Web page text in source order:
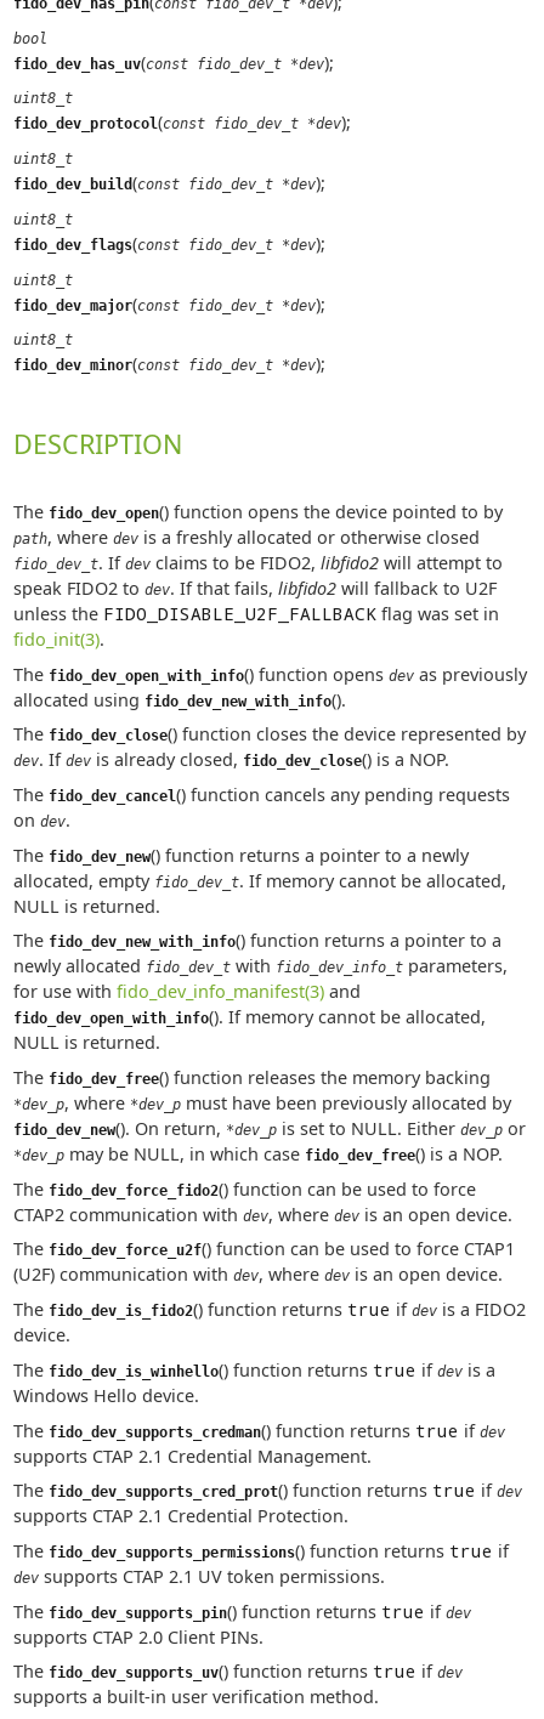
fido_dev_has_pin const fido_dev_t *dev
bool
fido_dev_has_uv(const fido_dev_t *dev);
uint8_t
fido_dev_protocol(const fido_dev_t *dev);
uint8_t
fido_dev_build(const fido_dev_t *dev);
uint8_t
fido_dev_flags(const fido_dev_t *dev);
uint8_t
fido_dev_major(const fido_dev_t *dev);
uint8_t
fido_dev_minor(const fido_dev_t *dev);
DESCRIPTION
The fido_dev_open() function opens the device pointed to by
path, where devis a freshly allocated or otherwise closed
fido_dev_t. If devclaims to be FIDO2, libfido2will attempt to
speak FIDO2 to dev. If that fails, libfido2will fallback to U2F
unless the FIDO_DISABLE_U2F_FALLBACKflag was set in
fido_init(3).
The fido_dev_open_with_info() function opens devas previously
allocated using fido_dev_new_with_info().
The fido_dev_close() function closes the device represented by
dev. If devis already closed, fido_dev_close() is a NOP.
The fido_dev_cancel() function cancels any pending requests
on dev.
The fido_dev_new() function returns a pointer to a newly
allocated, empty fido_dev_t. If memory cannot be allocated,
NULL is returned.
The fido_dev_new_with_info() function returns a pointer to a
newly allocated fido_dev_twith fido_dev_info_tparameters,
for use with fido_dev_info_manifest(3)and
fido_dev_open_with_info(). If memory cannot be allocated,
NULL is returned.
The fido_dev_free() function releases the memory backing
*dev_p, where *dev_pmust have been previously allocated by
fido_dev_new(). On return, *dev_pis set to NULL. Either dev_por
*dev_pmay be NULL, in which case fido_dev_free() is a NOP.
The fido_dev_force_fido2() function can be used to force
CTAP2 communication with dev, where devis an open device.
The fido_dev_force_u2f() function can be used to force CTAP1
(U2F) communication with dev, where devis an open device.
The fido_dev_is_fido2() function returns true if devis a FIDO2
device.
The fido_dev_is_winhello() function returns true if devis a
Windows Hello device.
The fido_dev_supports_credman() function returns true if dev
supports CTAP 2.1 Credential Management.
The fido_dev_supports_cred_prot() function returns true if dev
supports CTAP 2.1 Credential Protection.
The fido_dev_supports_permissions() function returns true if
devsupports CTAP 2.1 UV token permissions.
The fido_dev_supports_pin() function returns true if dev
supports CTAP 2.0 Client PINs.
The fido_dev_supports_uv() function returns true if dev
supports a built-in user verification method.